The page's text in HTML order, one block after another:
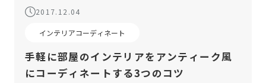
2017.12.04
インテリアコーディネート
手軽に部屋のインテリアをアンティーク風
にコーディネートする3つのコツ